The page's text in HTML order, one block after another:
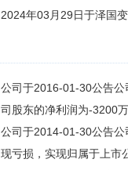
2024年03月29日于泽国变
公司于2016-01-30公告
司股东的净利润为-3200万
公司于2014-01-30公告
现亏损，实现归属于上市